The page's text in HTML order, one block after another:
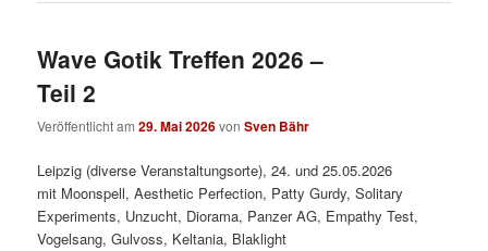
Wave Gotik Treffen 2026 –
Teil 2
Veröffentlicht am29. Mai 2026vonSven Bähr
Leipzig (diverse Veranstaltungsorte), 24. und 25.05.2026
mit Moonspell, Aesthetic Perfection, Patty Gurdy, Solitary
Experiments, Unzucht, Diorama, Panzer AG, Empathy Test,
Vogelsang, Gulvoss, Keltania, Blaklight